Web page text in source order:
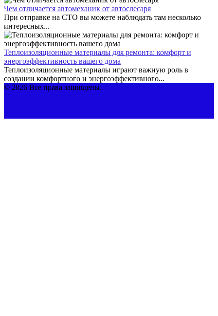
Чем отличается автомеханик от автослесаря
При отправке на СТО вы можете наблюдать там несколько
интересных...
Теплоизоляционные материалы для ремонта: комфорт и
энергоэффективность вашего дома
Теплоизоляционные материалы играют важную роль в
создании комфортного и энергоэффективного...
© 2026 Все права защищены.